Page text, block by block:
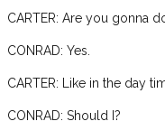
CARTER: Are you gonna
CONRAD: Yes.
CARTER: Like in the day
CONRAD: Should I?